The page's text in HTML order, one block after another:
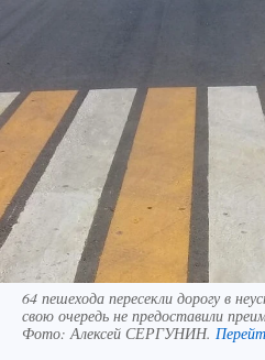
64 пешехода пересекли дорогу в
свою очередь не предоставили
Фото: Алексей СЕРГУНИН.